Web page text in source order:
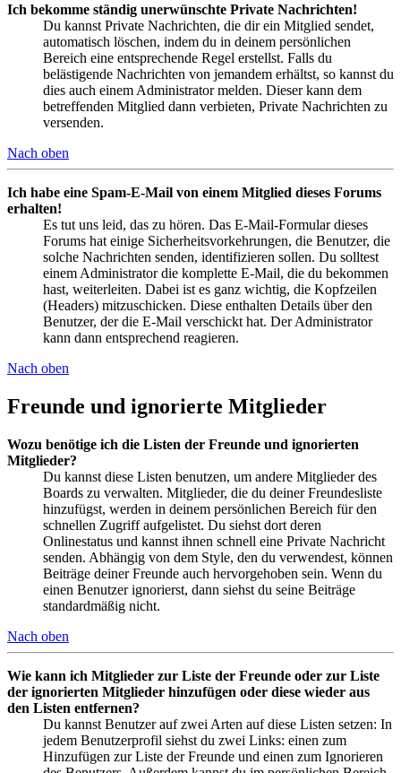
Ich bekomme ständig unerwünschte Private Nachrichten!
Du kannst Private Nachrichten, die dir ein Mitglied sendet,
automatisch löschen, indem du in deinem persönlichen
Bereich eine entsprechende Regel erstellst. Falls du
belästigende Nachrichten von jemandem erhältst, so kannst du
dies auch einem Administrator melden. Dieser kann dem
betreffenden Mitglied dann verbieten, Private Nachrichten zu
versenden.
Nach oben
Ich habe eine Spam-E-Mail von einem Mitglied dieses Forums
erhalten!
Es tut uns leid, das zu hören. Das E-Mail-Formular dieses
Forums hat einige Sicherheitsvorkehrungen, die Benutzer, die
solche Nachrichten senden, identifizieren sollen. Du solltest
einem Administrator die komplette E-Mail, die du bekommen
hast, weiterleiten. Dabei ist es ganz wichtig, die Kopfzeilen
(Headers) mitzuschicken. Diese enthalten Details über den
Benutzer, der die E-Mail verschickt hat. Der Administrator
kann dann entsprechend reagieren.
Nach oben
Freunde und ignorierte Mitglieder
Wozu benötige ich die Listen der Freunde und ignorierten
Mitglieder?
Du kannst diese Listen benutzen, um andere Mitglieder des
Boards zu verwalten. Mitglieder, die du deiner Freundesliste
hinzufügst, werden in deinem persönlichen Bereich für den
schnellen Zugriff aufgelistet. Du siehst dort deren
Onlinestatus und kannst ihnen schnell eine Private Nachricht
senden. Abhängig von dem Style, den du verwendest, können
Beiträge deiner Freunde auch hervorgehoben sein. Wenn du
einen Benutzer ignorierst, dann siehst du seine Beiträge
standardmäßig nicht.
Nach oben
Wie kann ich Mitglieder zur Liste der Freunde oder zur Liste
der ignorierten Mitglieder hinzufügen oder diese wieder aus
den Listen entfernen?
Du kannst Benutzer auf zwei Arten auf diese Listen setzen: In
jedem Benutzerprofil siehst du zwei Links: einen zum
Hinzufügen zur Liste der Freunde und einen zum Ignorieren